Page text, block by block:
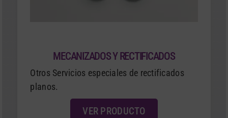
MECANIZADOS Y RECTIFICADOS
Otros Servicios especiales de rectificados
planos.
VER PRODUCTO